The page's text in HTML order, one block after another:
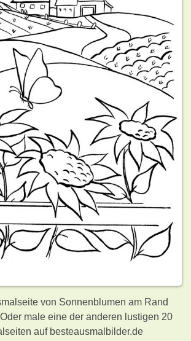
von Sonnenblumen am Rand
male eine der anderen lustigen 20
auf besteausmalbilder.de